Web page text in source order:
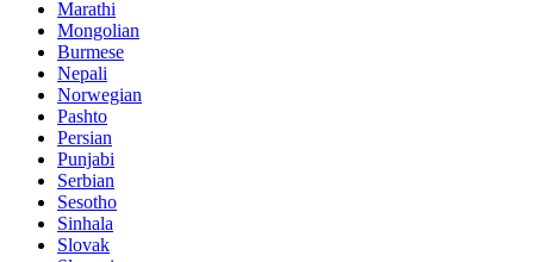
Marathi
Mongolian
Burmese
Nepali
Norwegian
Pashto
Persian
Punjabi
Serbian
Sesotho
Sinhala
Slovak